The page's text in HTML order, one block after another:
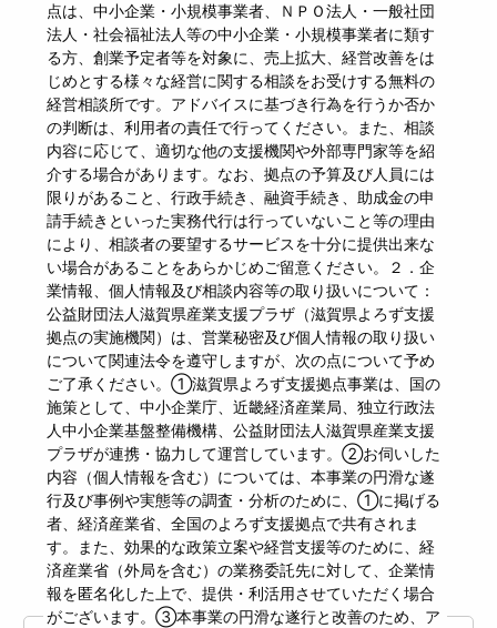
点は、中小企業・小規模事業者、ＮＰＯ法人・一般社団
法人・社会福祉法人等の中小企業・小規模事業者に類す
る方、創業予定者等を対象に、売上拡大、経営改善をは
じめとする様々な経営に関する相談をお受けする無料の
経営相談所です。アドバイスに基づき行為を行うか否か
の判断は、利用者の責任で行ってください。また、相談
内容に応じて、適切な他の支援機関や外部専門家等を紹
介する場合があります。なお、拠点の予算及び人員には
限りがあること、行政手続き、融資手続き、助成金の申
請手続きといった実務代行は行っていないこと等の理由
により、相談者の要望するサービスを十分に提供出来な
い場合があることをあらかじめご留意ください。２．企
業情報、個人情報及び相談内容等の取り扱いについて：
公益財団法人滋賀県産業支援プラザ（滋賀県よろず支援
拠点の実施機関）は、営業秘密及び個人情報の取り扱い
について関連法令を遵守しますが、次の点について予め
ご了承ください。①滋賀県よろず支援拠点事業は、国の
施策として、中小企業庁、近畿経済産業局、独立行政法
人中小企業基盤整備機構、公益財団法人滋賀県産業支援
プラザが連携・協力して運営しています。②お伺いした
内容（個人情報を含む）については、本事業の円滑な遂
行及び事例や実態等の調査・分析のために、①に掲げる
者、経済産業省、全国のよろず支援拠点で共有されま
す。また、効果的な政策立案や経営支援等のために、経
済産業省（外局を含む）の業務委託先に対して、企業情
報を匿名化した上で、提供・利活用させていただく場合
がございます。③本事業の円滑な遂行と改善のため、ア